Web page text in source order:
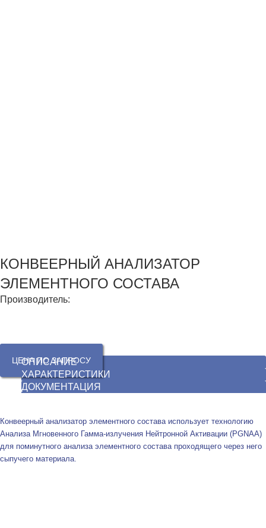
КОНВЕЕРНЫЙ АНАЛИЗАТОР
ЭЛЕМЕНТНОГО СОСТАВА
Производитель:
ЦЕНА ПО ЗАПРОСУ
ОПИСАНИЕ
ХАРАКТЕРИСТИКИ
ДОКУМЕНТАЦИЯ
Конвеерный анализатор элементного состава использует технологию
Анализа Мгновенного Гамма-излучения Нейтронной Активации (PGNAA)
для поминутного анализа элементного состава проходящего через него
сыпучего материала.